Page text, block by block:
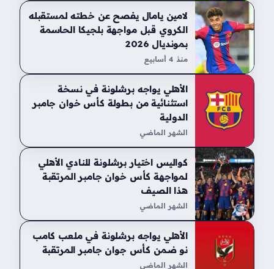
لامين يامال يفصح عن خطته لمستقبله
الكروي قبل مواجهة بلجيكا الحاسمة
بمونديال 2026
منذ 4 أسابيع
الأهلي يواجه برشلونة في نسخة
استثنائية من بطولة كأس خوان جامبر
الدولية
الشهر الماضي
كواليس اختيار برشلونة للنادي الأهلي
لمواجهة كأس خوان جامبر المرتقبة
هذا الصيف
الشهر الماضي
الأهلي يواجه برشلونة في ملعب كامب
نو ضمن كأس جوان جامبر المرتقبة
الشهر الماضي